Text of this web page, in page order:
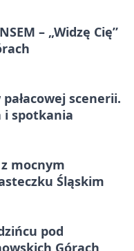
– „Widzę Cię”
scenerii.
i spotkania
mocnym
Śląskim
pod
Górach